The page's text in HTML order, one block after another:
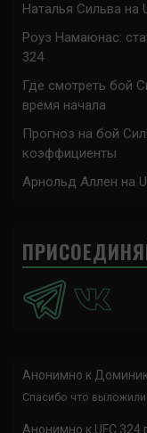
Наталья Сильва на
Роуз Намаюнас:
324
Где смотреть бой
время начала
Прогноз на бой
коэффициенты
Арнольд Аллен на
Анонимно к
Спасибо что выложили
Анонимно к UFC